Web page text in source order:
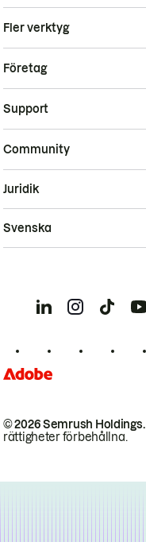
Fler verktyg
Företag
Support
Community
© 2026 Semrush Holdings.
rättigheter förbehållna.
Juridik
Svenska